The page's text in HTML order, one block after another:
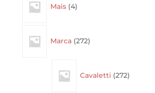
Mais 4products
Marca 272products
Cavaletti 272products